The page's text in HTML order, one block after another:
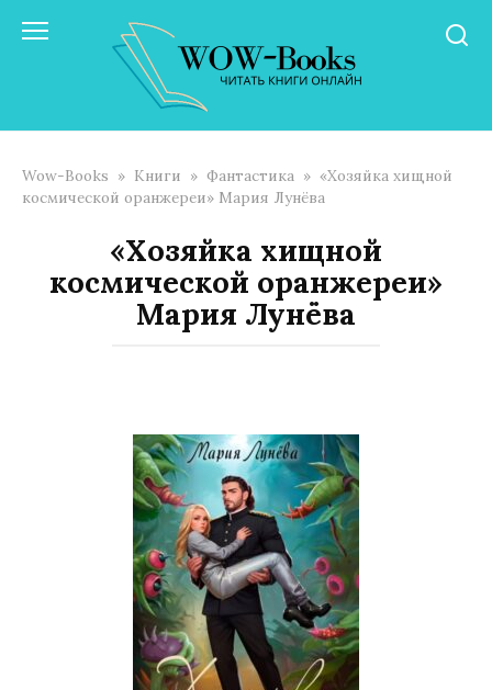
Wow-Books » Книги » Фантастика » «Хозяйка хищной
космической оранжереи» Мария Лунёва
«Хозяйка хищной
космической оранжереи»
Мария Лунёва